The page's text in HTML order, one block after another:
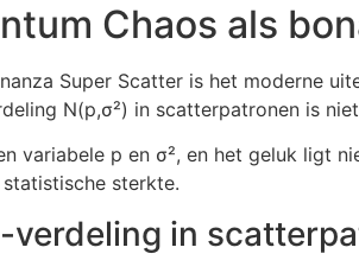
Chaos als
Super Scatter is het moderne
N(p,σ²) in scatterpatronen is
variabele p en σ², en het geluk ligt
sterkte.
verdeling in